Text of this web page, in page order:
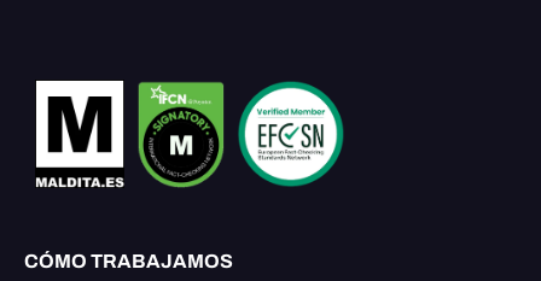
CÓMO TRABAJAMOS